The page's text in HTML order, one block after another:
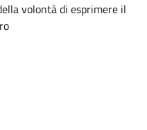
volontà di esprimere il